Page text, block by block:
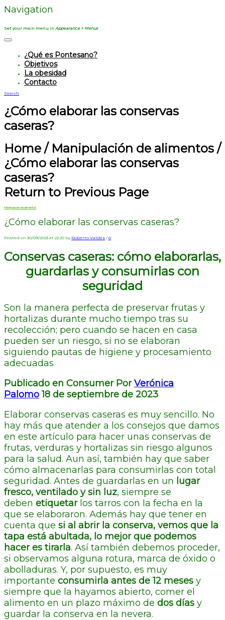
Navigation
Set your main menu in Appearance > Menus
¿Qué es Pontesano?
Objetivos
La obesidad
Contacto
Search
¿Cómo elaborar las conservas
caseras?
Home / Manipulación de alimentos /
¿Cómo elaborar las conservas
caseras?
Return to Previous Page
Manipulación de alimentos
¿Cómo elaborar las conservas caseras?
Posted on 30/09/2023 at 22:20 by Roberto Valdés / 0
Conservas caseras: cómo elaborarlas,
guardarlas y consumirlas con
seguridad
Son la manera perfecta de preservar frutas y
hortalizas durante mucho tiempo tras su
recolección; pero cuando se hacen en casa
pueden ser un riesgo, si no se elaboran
siguiendo pautas de higiene y procesamiento
adecuadas
Publicado en Consumer PorVerónica
Palomo18 de septiembre de 2023
Elaborar conservas caseras es muy sencillo. No
hay más que atender a los consejos que damos
en este artículo para hacer unas conservas de
frutas, verduras y hortalizas sin riesgo algunos
para la salud. Aun así, también hay que saber
cómo almacenarlas para consumirlas con total
seguridad. Antes de guardarlas en un lugar
fresco, ventilado y sin luz, siempre se
deben etiquetar los tarros con la fecha en la
que se elaboraron. Además hay que tener en
cuenta que si al abrir la conserva, vemos que la
tapa está abultada, lo mejor que podemos
hacer es tirarla. Así también debemos proceder,
si observamos alguna rotura, marca de óxido o
abolladuras. Y, por supuesto, es muy
importante consumirla antes de 12 meses y
siempre que la hayamos abierto, comer el
alimento en un plazo máximo de dos días y
guardar la conserva en la nevera.